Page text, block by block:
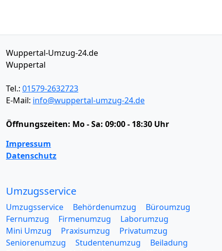
Wuppertal-Umzug-24.de
Wuppertal
Tel.: 01579-2632723
E-Mail: info@wuppertal-umzug-24.de
Öffnungszeiten: Mo - Sa: 09:00 - 18:30 Uhr
Impressum
Datenschutz
Umzugsservice
Umzugsservice Behördenumzug
Büroumzug
Fernumzug
Firmenumzug
Laborumzug
Mini Umzug
Praxisumzug
Privatumzug
Seniorenumzug
Studentenumzug
Beiladung